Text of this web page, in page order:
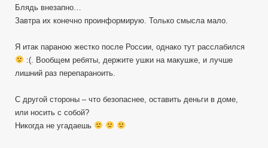
Блядь внезапно…
Завтра их конечно проинформирую. Только смысла мало.
Я итак параною жестко после России, однако тут расслабился
:(. Вообщем ребяты, держите ушки на макушке, и лучше
лишний раз перепараноить.
С другой стороны – что безопаснее, оставить деньги в доме,
или носить с собой?
Никогда не угадаешь